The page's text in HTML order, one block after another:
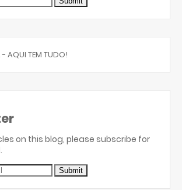
AQUI TEM TUDO!
on this blog, please subscribe for